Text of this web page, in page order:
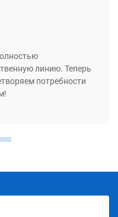
линию. Теперь
потребности